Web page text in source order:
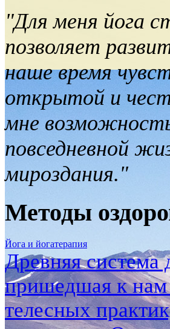
"Для меня йога
позволяет
наше время
открытой и
мне
повседневной
мироздания."
Методы
Йога и йогатерапия
Древняя система
пришедшая к нам
телесных